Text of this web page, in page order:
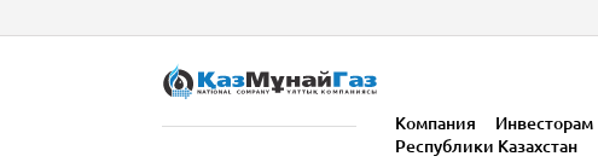
Компания Инвесторам
Республики Казахстан